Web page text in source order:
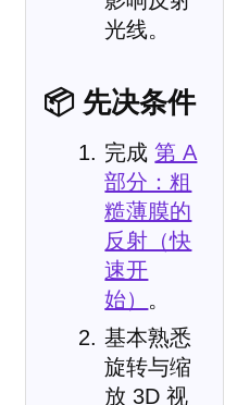
光线。
📦 先决条件
完成第 A
部分：粗
糙薄膜的
反射（快
速开
始） 。
基本熟悉
旋转与缩
放 3D 视